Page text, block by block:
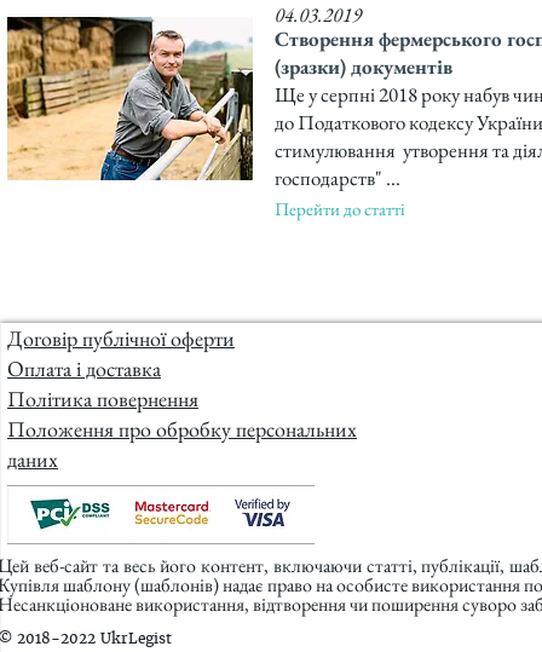
Створення фермерського
(зразки) документів
Ще у серпні 2018 року набув
до Податкового кодексу
стимулювання утворення та
господарств" ...
04.03.2019
Перейти до статті
Договір публічної оферти
Оплата і доставка
Політика повернення
Положення про обробку персональних
даних
веб-сайт та весь його контент, включаючи статті, публікації,
шаблону (шаблонів) надає право на особисте використання
використання, відтворення чи поширення суворо
2018-2022 UkrLegist